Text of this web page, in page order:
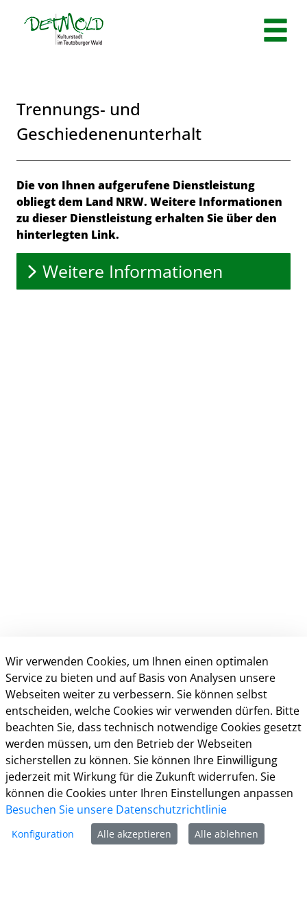
Zum Hauptinhalt springen
Trennungs- und
Geschiedenenunterhalt
Beschreibung
Die von Ihnen aufgerufene Dienstleistung
obliegt dem Land NRW. Weitere Informationen
zu dieser Dienstleistung erhalten Sie über den
hinterlegten Link.
Weitere Informationen
Kontakt
Weitere Informationen
Impressum
Datenschutz
Kontakt
Barrierefreiheit
Wir verwenden Cookies, um Ihnen einen optimalen
Service zu bieten und auf Basis von Analysen unsere
Webseiten weiter zu verbessern. Sie können selbst
entscheiden, welche Cookies wir verwenden dürfen. Bitte
beachten Sie, dass technisch notwendige Cookies gesetzt
werden müssen, um den Betrieb der Webseiten
sicherstellen zu können. Sie können Ihre Einwilligung
jederzeit mit Wirkung für die Zukunft widerrufen. Sie
können die Cookies unter Ihren Einstellungen anpassen
Besuchen Sie unsere Datenschutzrichtlinie
Konfiguration Alle akzeptieren Alle ablehnen